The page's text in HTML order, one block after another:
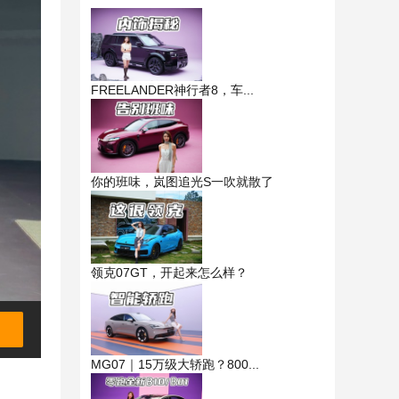
FREELANDER神行者8，车...
你的班味，岚图追光S一吹就散了
领克07GT，开起来怎么样？
MG07｜15万级大轿跑？800...